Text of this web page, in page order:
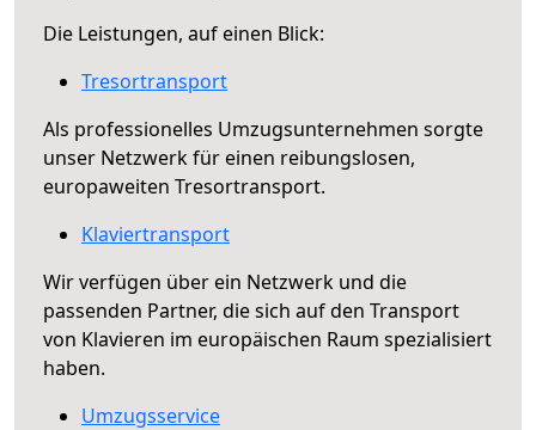
Die Leistungen, auf einen Blick:
Tresortransport
Als professionelles Umzugsunternehmen sorgte
unser Netzwerk für einen reibungslosen,
europaweiten Tresortransport.
Klaviertransport
Wir verfügen über ein Netzwerk und die
passenden Partner, die sich auf den Transport
von Klavieren im europäischen Raum spezialisiert
haben.
Umzugsservice